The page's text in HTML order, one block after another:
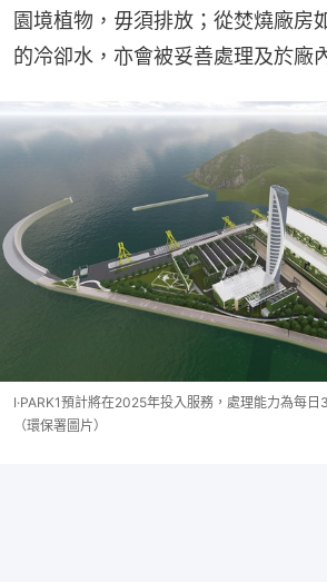
園境植物，毋須排放；從焚燒廠房
的冷卻水，亦會被妥善處理及於廠
I·PARK1預計將在2025年投入服務，處理能力為每
（環保署圖片）